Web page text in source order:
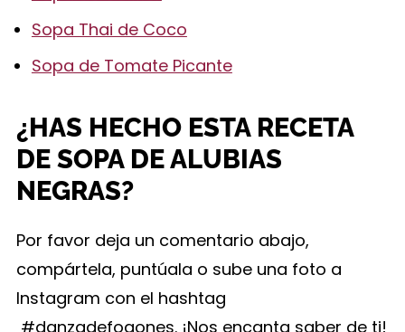
Sopa Thai de Coco
Sopa de Tomate Picante
¿HAS HECHO ESTA RECETA
DE SOPA DE ALUBIAS
NEGRAS?
Por favor deja un comentario abajo,
compártela, puntúala o sube una foto a
Instagram con el hashtag
#danzadefogones. ¡Nos encanta saber de ti!